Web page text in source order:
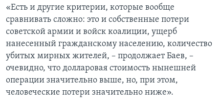
«Есть и другие критерии, которые вообще
сравнивать сложно: это и собственные потери
советской армии и войск коалиции, ущерб
нанесенный гражданскому населению, количество
убитых мирных жителей, – продолжает Баев, –
очевидно, что долларовая стоимость нынешней
операции значительно выше, но, при этом,
человеческие потери значительно ниже».